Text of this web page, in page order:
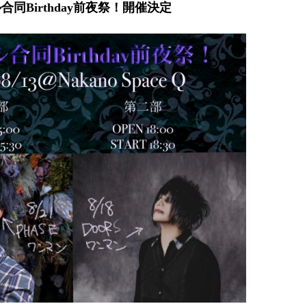
合同Birthday前夜祭！開催決定